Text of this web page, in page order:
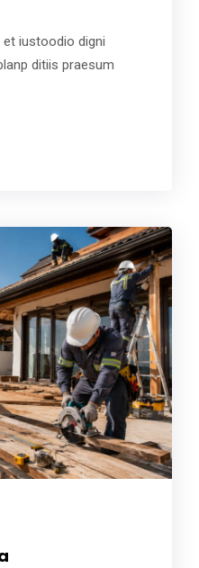
iustoodio digni
ditiis praesum